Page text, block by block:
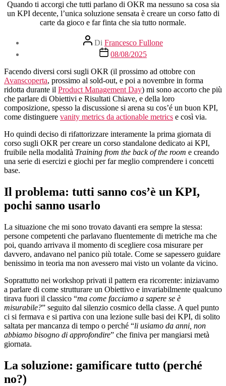
Quando ti accorgi che tutti parlano di OKR ma nessuno sa cosa sia
un KPI decente, l’unica soluzione sensata è creare un corso fatto di
carte da gioco e far finta che sia tutto normale.
Autore
articolo
Di Francesco Fullone
Data
dell'articolo
08/08/2025
Facendo diversi corsi sugli OKR (il prossimo ad ottobre con
Avanscoperta, prossimo al sold-out, e poi a novembre in forma
ridotta durante il Product Management Day) mi sono accorto che più
che parlare di Obiettivi e Risultati Chiave, e della loro
composizione, spesso la discussione si arena su cos’é un buon KPI,
come distinguere vanity metrics da actionable metrics e così via.
Ho quindi deciso di rifattorizzare interamente la prima giornata di
corso sugli OKR per creare un corso standalone dedicato ai KPI,
fruibile nella modalità Training from the back of the room e creando
una serie di esercizi e giochi per far meglio comprendere i concetti
base.
Il problema: tutti sanno cos’è un KPI,
pochi sanno usarlo
La situazione che mi sono trovato davanti era sempre la stessa:
persone competenti che parlavano fluentemente di metriche ma che
poi, quando arrivava il momento di scegliere cosa misurare per
davvero, andavano nel panico più totale. Come se sapessero guidare
benissimo in teoria ma non avessero mai visto un volante da vicino.
Soprattutto nei workshop privati il pattern era ricorrente: iniziavamo
a parlare di come strutturare un Obiettivo e invariabilmente qualcuno
tirava fuori il classico “ma come facciamo a sapere se è
misurabile?” seguito dal silenzio cosmico della classe. A quel punto
ci si fermava e si partiva con una lezione sulle basi dei KPI, di solito
saltata per mancanza di tempo o perché “li usiamo da anni, non
abbiamo bisogno di approfondire” che finiva per mangiarsi metà
giornata.
La soluzione: gamificare tutto (perché
no?)